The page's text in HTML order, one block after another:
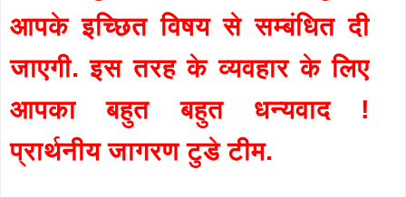
आपके इच्छित विषय से सम्बंधित दी
जाएगी. इस तरह के व्यवहार के लिए
आपका बहुत बहुत धन्यवाद !
प्रार्थनीय जागरण टुडे टीम.